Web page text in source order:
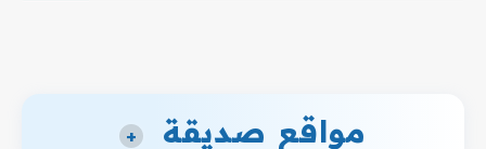
مواقع صديقة +